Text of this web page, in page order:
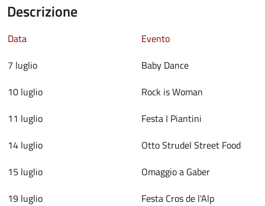
Descrizione
Data
Evento
7 luglio
Baby Dance
10 luglio
Rock is Woman
11 luglio
Festa I Piantini
14 luglio
Otto Strudel Street Food
15 luglio
Omaggio a Gaber
19 luglio
Festa Cros de l'Alp